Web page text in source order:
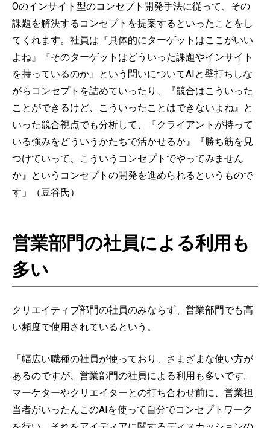
Oのインサイト型のコンセプト開発手法に従って、その
課題を解決するコンセプトを提案するといったことをし
てくれます。社員は『具体的にターゲットはここがいい
よね』『そのターゲットはどういった課題やインサイト
を持っているのか』という問いについてAIと壁打ちしな
がらコンセプトを詰めていったり、『競合はこういった
ことができるけど、こういったことはできないよね』と
いった競合視点でも分析して、『クライアントが持って
いる強みをどういうかたちで活かせるか』『勝ち筋を見
つけていって、こういうコンセプトでやってみません
か』というコンセプトの開発を進められるというもので
す」（豆谷氏）
営業部門の社員による利用も
多い
クリエイティブ部門の社員のみならず、営業部門でも高
い頻度で使用されているという。
「幅広い職種の社員が使っており、さまざまな使い方が
あるのですが、営業部門の社員による利用も多いです。
マーケターやクリエイターとの打ち合わせ前に、営業担
当者がいったんこのAIを使って自分でコンセプトワーク